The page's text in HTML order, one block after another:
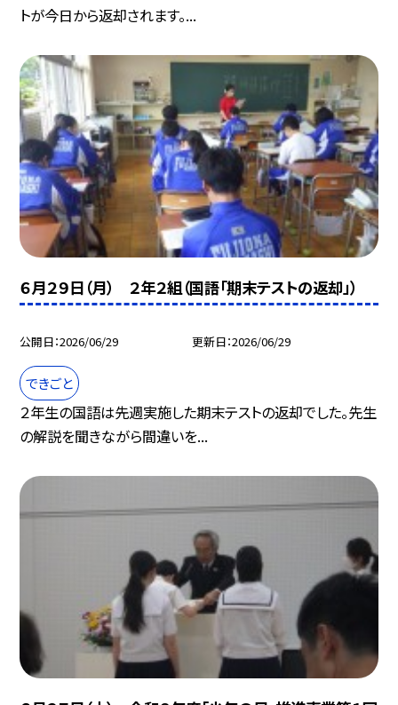
トが今日から返却されます。...
６月２９日（月） ２年２組（国語「期末テストの返却」）
公開日 2026/06/29 更新日 2026/06/29
できごと
２年生の国語は先週実施した期末テストの返却でした。先生
の解説を聞きながら間違いを...